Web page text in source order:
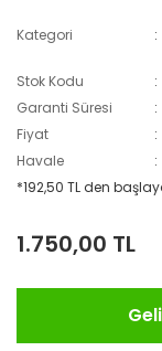
Kategori
Stok Kodu
Garanti Süresi
Fiyat
Havale
*192,50 TL den
1.750,00 TL